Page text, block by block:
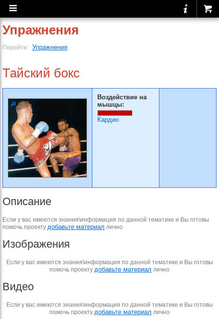
Упражнения
Перейти: Упражнения
Тайский бокс
Воздействие на
мышцы:
Кардио
Описание
Если у вас имеются знания\информация по данной тематике и Вы готовы
помочь проекту добавьте материал лично
Изображения
Если у вас имеются знания\информация по данной тематике и Вы готовы
помочь проекту добавьте материал лично
Видео
Если у вас имеются знания\информация по данной тематике и Вы готовы
помочь проекту добавьте материал лично